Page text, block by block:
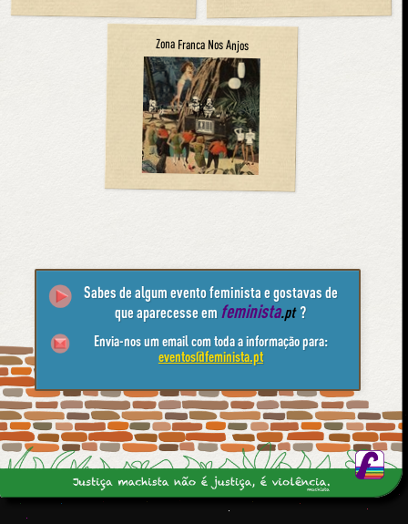
Zona Franca Nos Anjos
Sabes de algum evento feminista e gostavas de
que aparecesse em feminista.pt ?
Envia-nos um email com toda a informação para:
eventos@feminista.pt